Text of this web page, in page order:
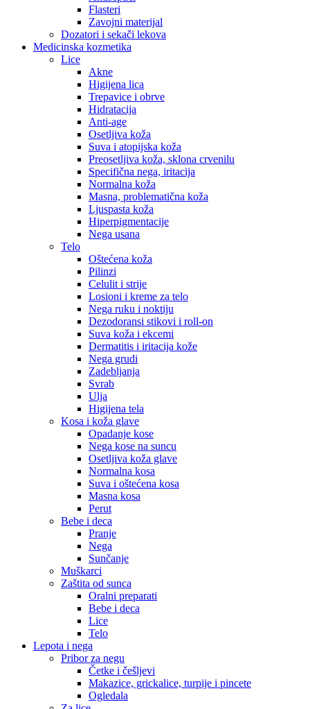
Flasteri
Zavojni materijal
Dozatori i sekači lekova
Medicinska kozmetika
Lice
Akne
Higijena lica
Trepavice i obrve
Hidratacija
Anti-age
Osetljiva koža
Suva i atopijska koža
Preosetljiva koža, sklona crvenilu
Specifična nega, iritacija
Normalna koža
Masna, problematična koža
Ljuspasta koža
Hiperpigmentacije
Nega usana
Telo
Oštećena koža
Pilinzi
Celulit i strije
Losioni i kreme za telo
Nega ruku i noktiju
Dezodoransi stikovi i roll-on
Suva koža i ekcemi
Dermatitis i iritacija kože
Nega grudi
Zadebljanja
Svrab
Ulja
Higijena tela
Kosa i koža glave
Opadanje kose
Nega kose na suncu
Osetljiva koža glave
Normalna kosa
Suva i oštećena kosa
Masna kosa
Perut
Bebe i deca
Pranje
Nega
Sunčanje
Muškarci
Zaštita od sunca
Oralni preparati
Bebe i deca
Lice
Telo
Lepota i nega
Pribor za negu
Četke i češljevi
Makazice, grickalice, turpije i pincete
Ogledala